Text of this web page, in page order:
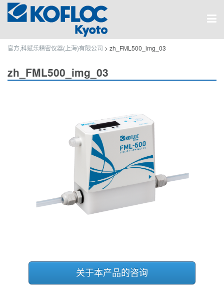
官方,科赋乐精密仪器(上海)有限公司 > zh_FML500_img_03
zh_FML500_img_03
关于本产品的咨询